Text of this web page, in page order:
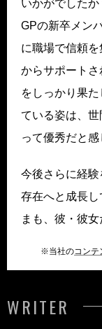
いかがでしたか
GPの新卒メン
に職場で信頼
からサポート
をしっかり果
ている姿は、
って優秀だと感
今後さらに経
存在へと成長
まも、彼・彼
※当社のコン
WRITER